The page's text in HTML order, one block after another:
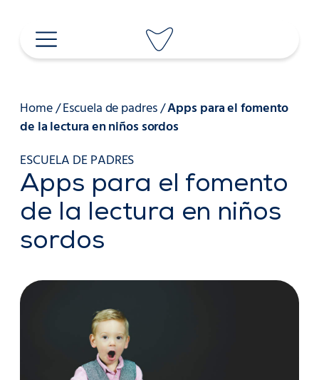
contenido
Home/Escuela de padres/Apps para el fomento
de la lectura en niños sordos
ESCUELA DE PADRES
Apps para el fomento
de la lectura en niños
sordos